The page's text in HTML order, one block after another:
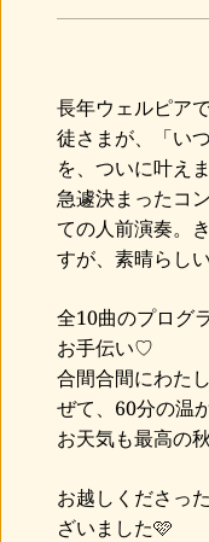
長年ウェルピア
徒さまが、「い
を、ついに叶え
急遽決まったコ
ての人前演奏。
すが、素晴らし
全10曲のプログ
お手伝い♡
合間合間にわた
ぜて、60分の温
お天気も最高の
お越しくださっ
ざいました🩷